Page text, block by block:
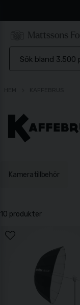
Kameratillbehör
10 produkter